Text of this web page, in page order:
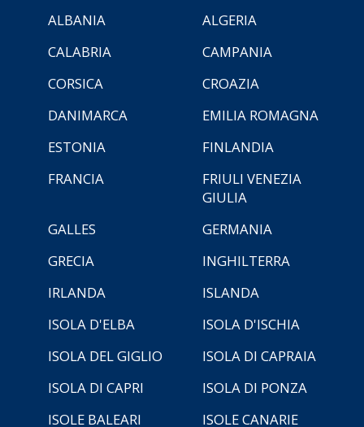
ALBANIA
ALGERIA
CALABRIA
CAMPANIA
CORSICA
CROAZIA
DANIMARCA
EMILIA ROMAGNA
ESTONIA
FINLANDIA
FRANCIA
FRIULI VENEZIA
GIULIA
GALLES
GERMANIA
GRECIA
INGHILTERRA
IRLANDA
ISLANDA
ISOLA D'ELBA
ISOLA D'ISCHIA
ISOLA DEL GIGLIO
ISOLA DI CAPRAIA
ISOLA DI CAPRI
ISOLA DI PONZA
ISOLE BALEARI
ISOLE CANARIE